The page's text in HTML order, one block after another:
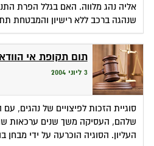
אליה נהג מלווה. האם בגלל הפרת
שנהגה ברכב ללא רישיון והמבטחת
תום תקופת אי
3 ליוני 2004
סוגיית הזכות לפיצויים של נהגים, עם
שלהם, העסיקה משך שנים ערכאות
העליון. הסוגיה הוכרעה על ידי מבחן